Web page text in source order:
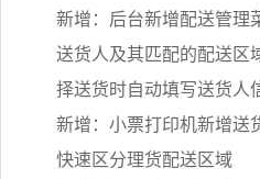
新增：后台新增配送管理
送货人及其匹配的配送区
择送货时自动填写送货人
新增：小票打印机新增送
快速区分理货配送区域